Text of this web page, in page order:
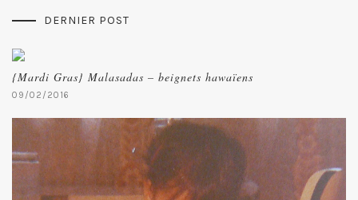
DERNIER POST
{Mardi Gras} Malasadas – beignets hawaïens
09/02/2016